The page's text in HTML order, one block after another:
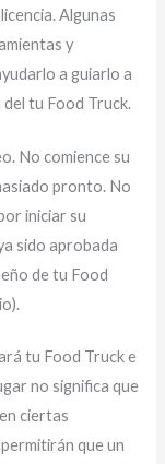
Algunas
y
a guiarlo a
tu Food Truck.
No comience su
pronto. No
iniciar su
sido aprobada
de tu Food
tu Food Truck e
no significa que
ciertas
que un